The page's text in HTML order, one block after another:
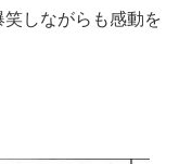
しながらも感動を